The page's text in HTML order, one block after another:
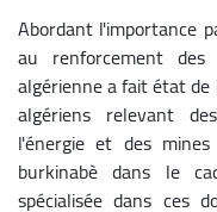
Abordant l'importance
au renforcement des
algérienne a fait état
algériens relevant
l'énergie et des
burkinabè dans le
spécialisée dans ces